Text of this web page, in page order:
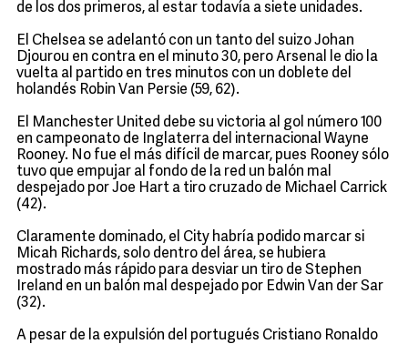
de los dos primeros, al estar todavía a siete unidades.
El Chelsea se adelantó con un tanto del suizo Johan
Djourou en contra en el minuto 30, pero Arsenal le dio la
vuelta al partido en tres minutos con un doblete del
holandés Robin Van Persie (59, 62).
El Manchester United debe su victoria al gol número 100
en campeonato de Inglaterra del internacional Wayne
Rooney. No fue el más difícil de marcar, pues Rooney sólo
tuvo que empujar al fondo de la red un balón mal
despejado por Joe Hart a tiro cruzado de Michael Carrick
(42).
Claramente dominado, el City habría podido marcar si
Micah Richards, solo dentro del área, se hubiera
mostrado más rápido para desviar un tiro de Stephen
Ireland en un balón mal despejado por Edwin Van der Sar
(32).
A pesar de la expulsión del portugués Cristiano Ronaldo